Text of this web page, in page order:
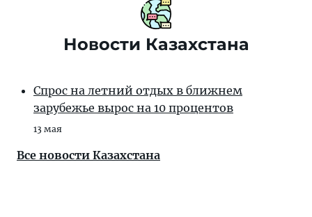
Новости Казахстана
Спрос на летний отдых в ближнем
зарубежье вырос на 10 процентов
13 мая
Все новости Казахстана